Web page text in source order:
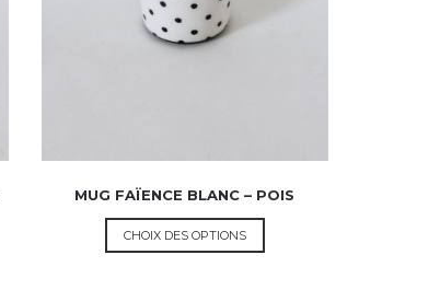
MUG FAÏENCE BLANC – POIS
CHOIX DES OPTIONS